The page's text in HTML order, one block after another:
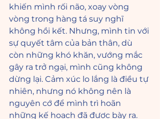
khiến mình rối não, xoay vòng
vòng trong hàng tá suy nghĩ
không hồi kết. Nhưng, mình tin với
sự quyết tâm của bản thân, dù
còn những khó khăn, vướng mắc
gây ra trở ngại, mình cũng không
dừng lại. Cảm xúc lo lắng là điều tự
nhiên, nhưng nó không nên là
nguyên cớ để mình trì hoãn
những kế hoạch đã được bày ra.